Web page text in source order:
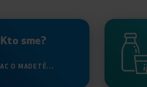
Kto sme?
O MADETĚ...